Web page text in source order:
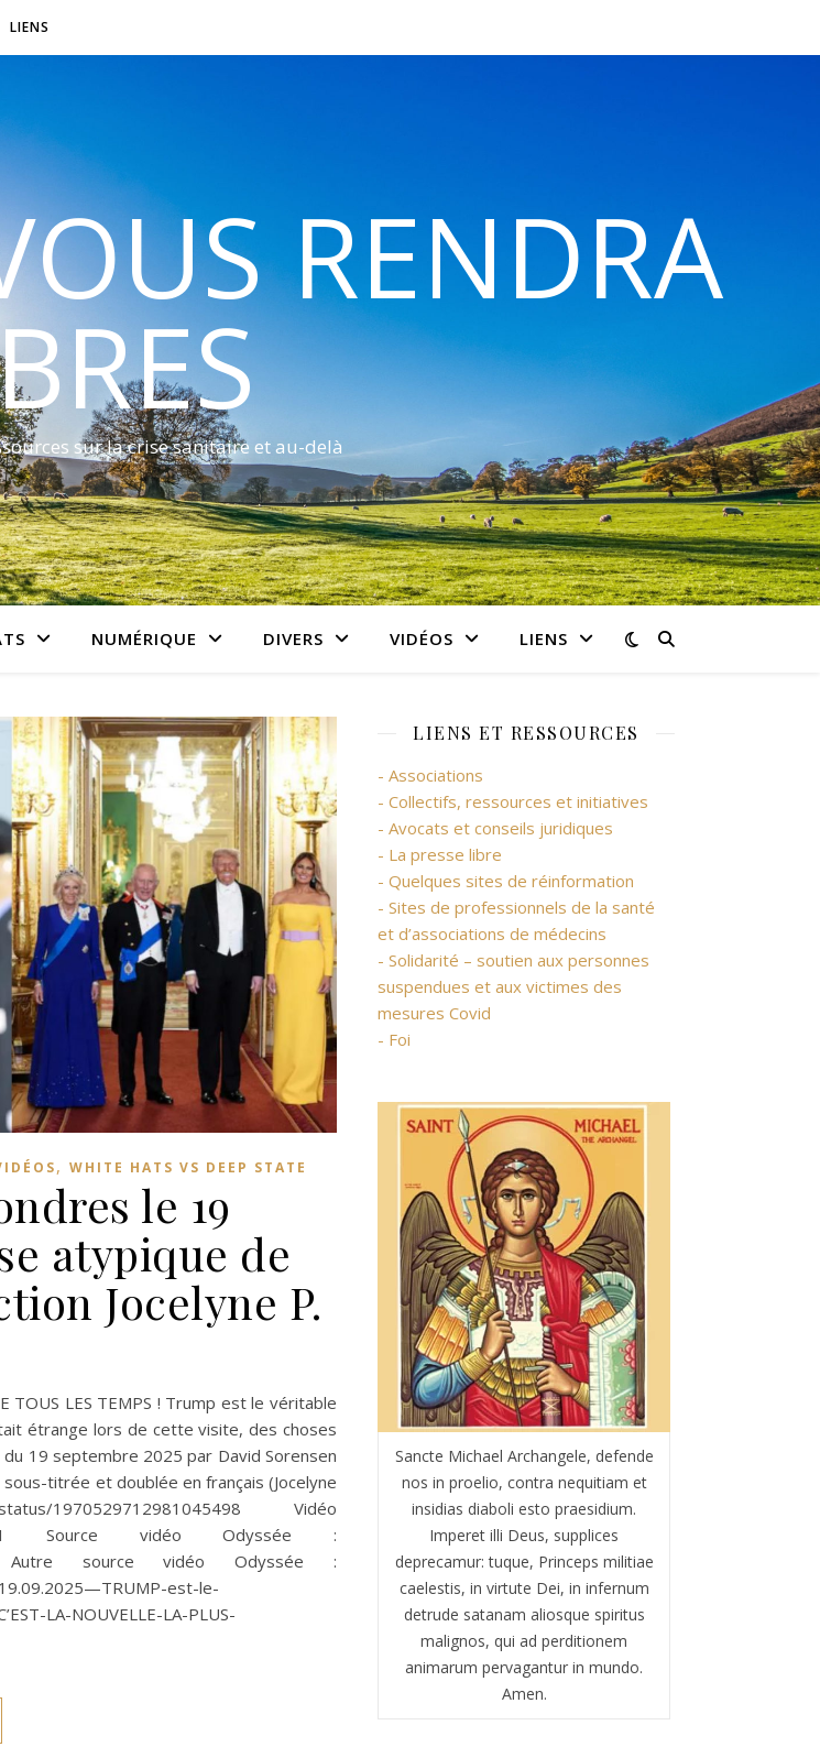
LIENS
RENDRA
sur la crise sanitaire et au-delà
NUMÉRIQUE DIVERS VIDÉOS LIENS
, WHITE HATS VS DEEP STATE
le 19
atypique de
Jocelyne P.
TOUS LES TEMPS ! Trump est le véritable
étrange lors de cette visite, des choses
du 19 septembre 2025 par David Sorensen
titrée et doublée en français (Jocelyne
1970529712981045498 Vidéo
Source vidéo Odyssée :
Autre source vidéo Odyssée :
est-le-
LA-NOUVELLE-LA-PLUS-
LIENS ET RESSOURCES
- Associations
- Collectifs, ressources et initiatives
- Avocats et conseils juridiques
- La presse libre
- Quelques sites de réinformation
- Sites de professionnels de la santé
et d’associations de médecins
- Solidarité – soutien aux personnes
suspendues et aux victimes des
mesures Covid
- Foi
Sancte Michael Archangele, defende
nos in proelio, contra nequitiam et
insidias diaboli esto praesidium.
Imperet illi Deus, supplices
deprecamur: tuque, Princeps militiae
caelestis, in virtute Dei, in infernum
detrude satanam aliosque spiritus
malignos, qui ad perditionem
animarum pervagantur in mundo.
Amen.